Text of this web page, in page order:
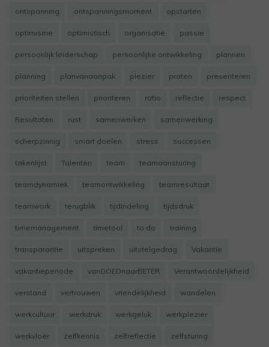
ontspanning ontspanningsmoment opstarten
optimisme optimistisch organisatie passie
persoonlijk leiderschap persoonlijke ontwikkeling plannen
planning planvanaanpak plezier praten presenteren
prioriteiten stellen prioriteren ratio reflectie respect
Resultaten rust samenwerken samenwerking
scherpzinnig smart doelen stress successen
takenlijst Talenten team teamaansturing
teamdynamiek teamontwikkeling teamresultaat
teamwork terugblik tijdindeling tijdsdruk
timemanagement timetool to do training
transparantie uitspreken uitstelgedrag Vakantie
vakantieperiode vanGOEDnaarBETER Verantwoordelijkheid
verstand vertrouwen vriendelijkheid wandelen
werkcultuur werkdruk werkgeluk werkplezier
werkvloer zelfkennis zelfreflectie zelfsturing